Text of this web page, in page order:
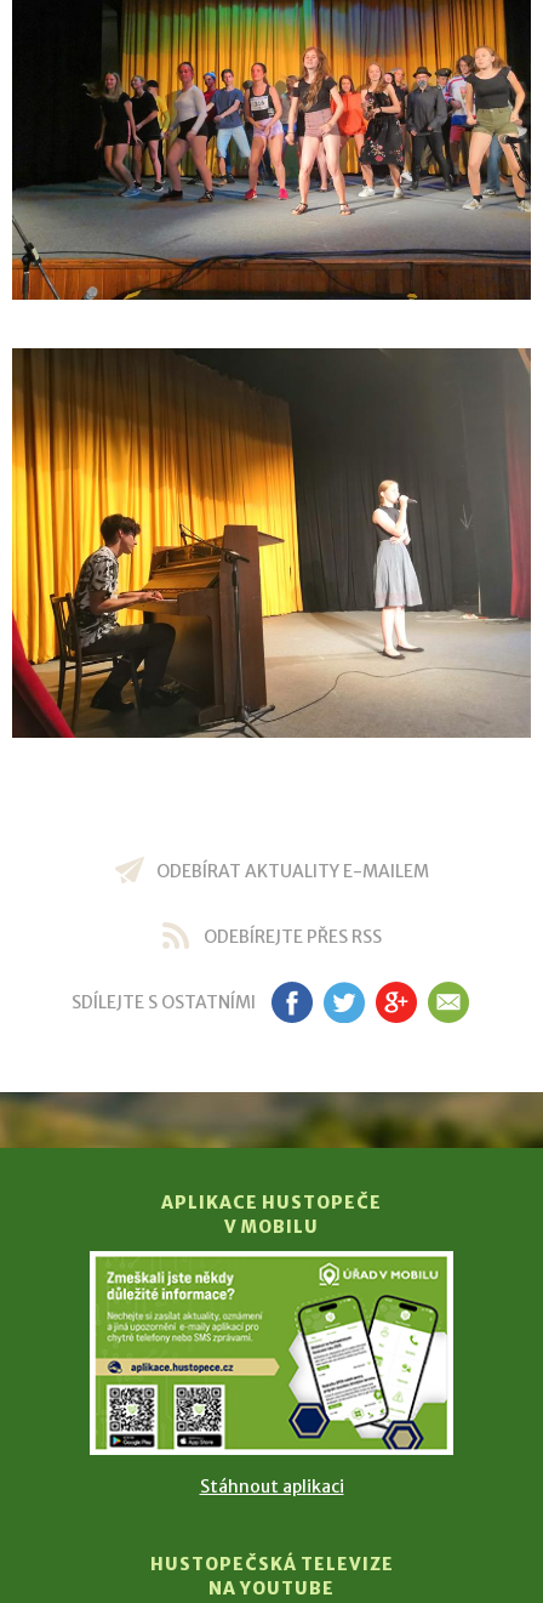
ODEBÍRAT AKTUALITY E-MAILEM
ODEBÍREJTE PŘES RSS
SDÍLEJTE S OSTATNÍMI FB TW GP EM
APLIKACE HUSTOPEČE
V MOBILU
Stáhnout aplikaci
HUSTOPEČSKÁ TELEVIZE
NA YOUTUBE